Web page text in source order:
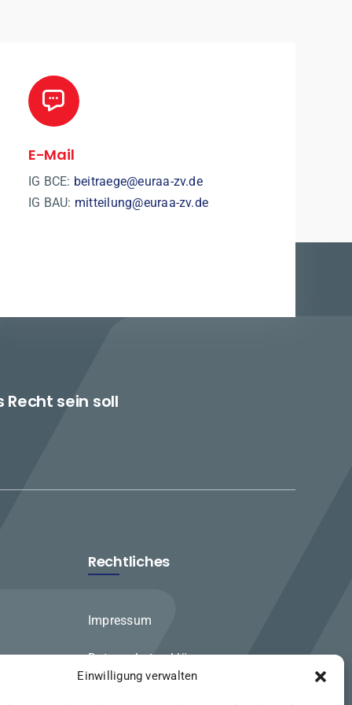
Einwilligung verwalten
E-Mail
IG BCE: beitraege@euraa-zv.de
IG BAU: mitteilung@euraa-zv.de
sein soll
Rechtliches
Impressum
Datenschutzerklärung